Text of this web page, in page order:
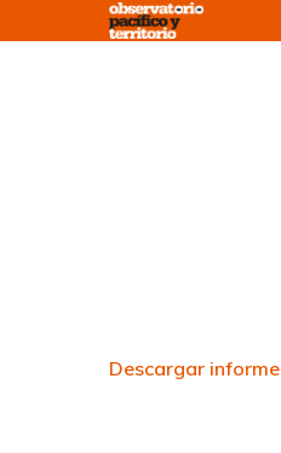
Descargar informe